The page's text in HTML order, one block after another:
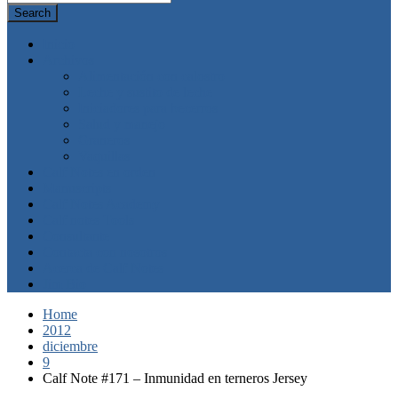
Search
Home
2012
diciembre
9
Calf Note #171 – Inmunidad en terneros Jersey